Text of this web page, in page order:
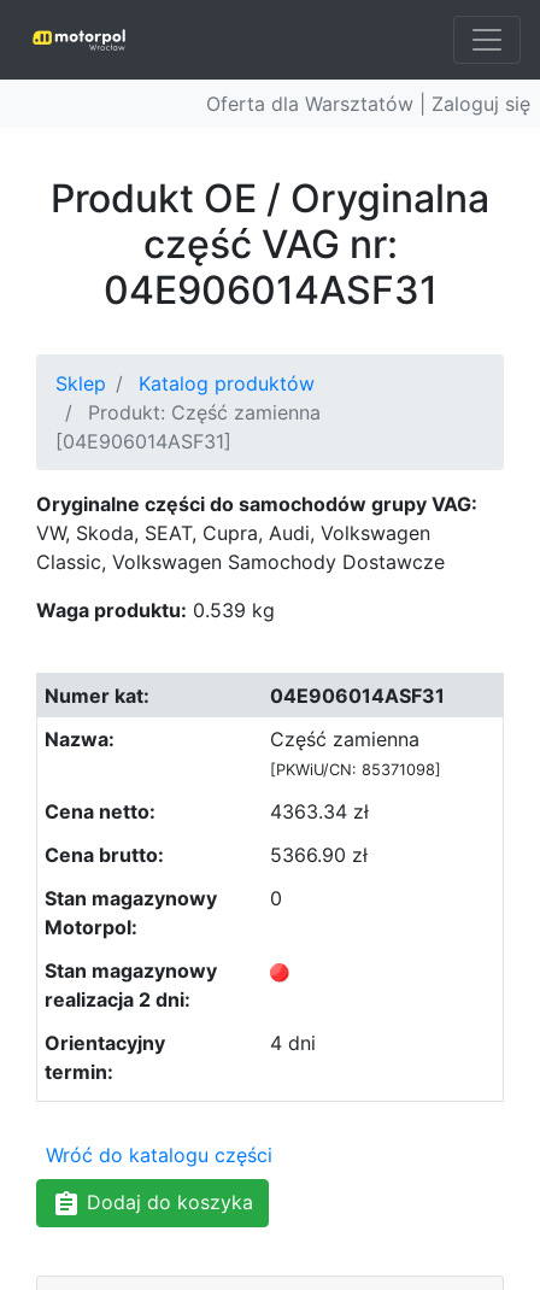
Oferta dla Warsztatów | Zaloguj się
Produkt OE / Oryginalna
część VAG nr:
04E906014ASF31
Sklep
Katalog produktów
Produkt: Część zamienna
[04E906014ASF31]
Oryginalne części do samochodów grupy VAG:
VW, Skoda, SEAT, Cupra, Audi, Volkswagen
Classic, Volkswagen Samochody Dostawcze
Waga produktu: 0.539 kg
04E906014ASF31
Część zamienna
[PKWiU/CN: 85371098]
4363.34 zł
5366.90 zł
0
4 dni
Wróć do katalogu części
Dodaj do koszyka